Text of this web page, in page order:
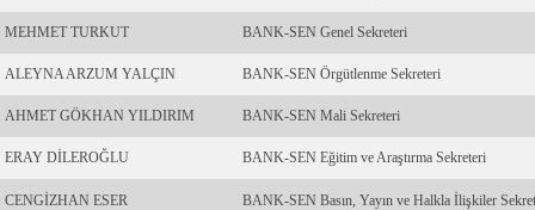
MEHMET TURKUT BANK-SEN Genel Sekreteri
ALEYNA ARZUM YALÇIN BANK-SEN Örgütlenme Sekreteri
AHMET GÖKHAN YILDIRIM BANK-SEN Mali Sekreteri
ERAY DİLEROĞLU BANK-SEN Eğitim ve Araştırma Sekreteri
CENGİZHAN ESER BANK-SEN Basın, Yayın ve Halkla İlişkiler